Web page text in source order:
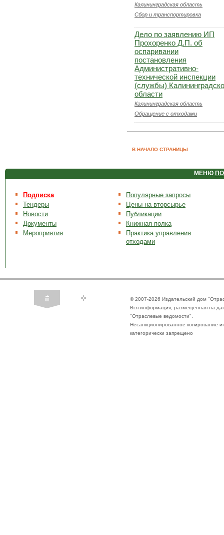
Калининградская область
Сбор и транспортировка
Дело по заявлению ИП
Прохоренко Д.П. об
оспаривании
постановления
Административно-
технической инспекции
(службы)
области
Калининградская область
Обращение с отходами
В НАЧАЛО СТРАНИЦЫ
МЕНЮ
Подписка
Тендеры
Новости
Документы
Мероприятия
Популярные запросы
Цены на вторсырье
Публикации
Книжная полка
Практика управления
отходами
© 2007-2026 Издательский дом
Вся информация, размещённая на
"Отраслевые ведомости".
Несанкционированное копирование
категорически запрещено